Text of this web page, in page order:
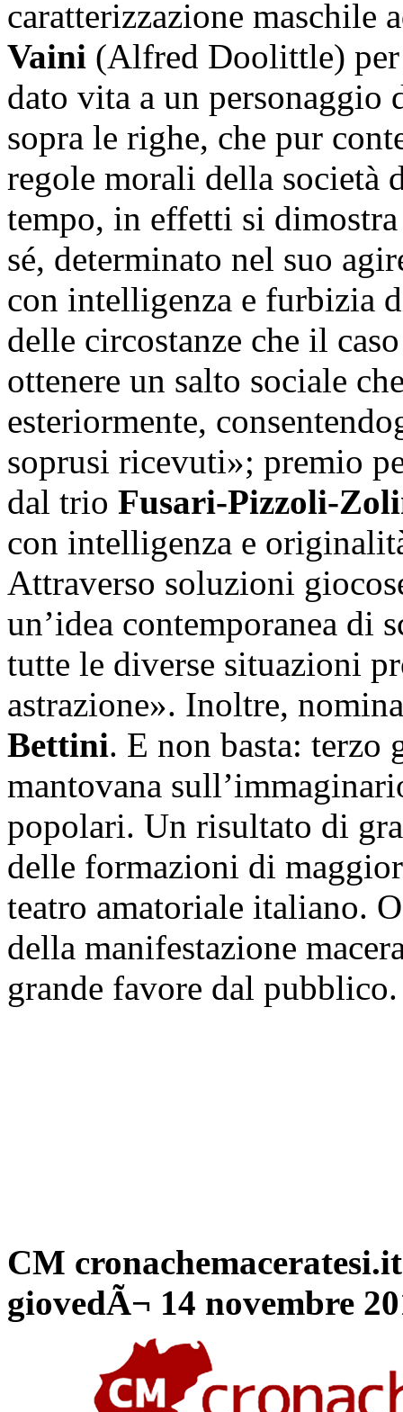
caratterizzazione maschile
Vaini (Alfred Doolittle) per
dato vita a un personaggio
sopra le righe, che pur
regole morali della società
tempo, in effetti si
sé, determinato nel suo
con intelligenza e furbizia
delle circostanze che il
ottenere un salto sociale
esteriormente,
soprusi ricevuti»; premio
dal trio Fusari-Pizzoli-
con intelligenza e
Attraverso soluzioni
un’idea contemporanea di
tutte le diverse situazioni
astrazione». Inoltre,
Bettini. E non basta: terzo
mantovana
popolari. Un risultato di
delle formazioni di
teatro amatoriale italiano.
della manifestazione
grande favore dal pubblico.
CM cronachemaceratesi.it
giovedÃ¬ 14 novembre